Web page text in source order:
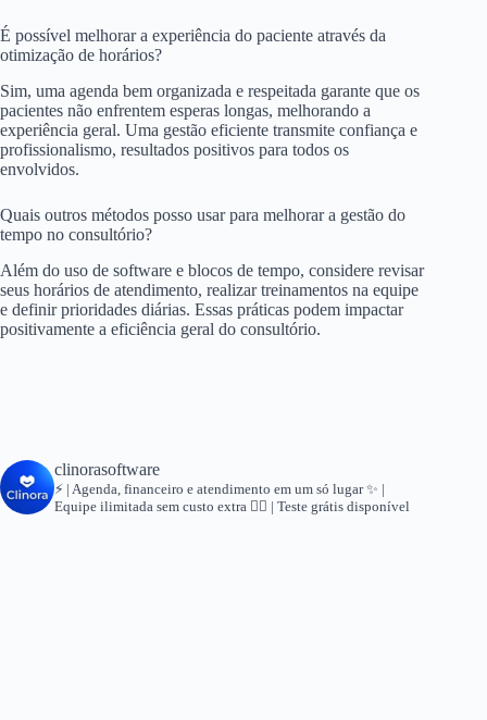
É possível melhorar a experiência do paciente através da
otimização de horários?
Sim, uma agenda bem organizada e respeitada garante que os
pacientes não enfrentem esperas longas, melhorando a
experiência geral. Uma gestão eficiente transmite confiança e
profissionalismo, resultados positivos para todos os
envolvidos.
Quais outros métodos posso usar para melhorar a gestão do
tempo no consultório?
Além do uso de software e blocos de tempo, considere revisar
seus horários de atendimento, realizar treinamentos na equipe
e definir prioridades diárias. Essas práticas podem impactar
positivamente a eficiência geral do consultório.
clinorasoftware
⚡ | Agenda, financeiro e atendimento em um só lugar✨ |
Equipe ilimitada sem custo extra 👇🏻 | Teste grátis disponível